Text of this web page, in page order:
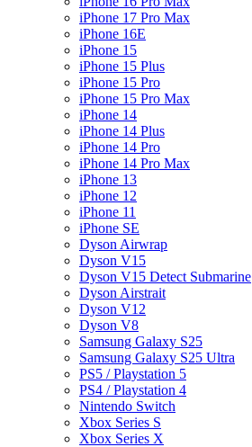
iPhone 17 Pro Max
iPhone 16E
iPhone 15
iPhone 15 Plus
iPhone 15 Pro
iPhone 15 Pro Max
iPhone 14
iPhone 14 Plus
iPhone 14 Pro
iPhone 14 Pro Max
iPhone 13
iPhone 12
iPhone 11
iPhone SE
Dyson Airwrap
Dyson V15
Dyson V15 Detect Submarine
Dyson Airstrait
Dyson V12
Dyson V8
Samsung Galaxy S25
Samsung Galaxy S25 Ultra
PS5 / Playstation 5
PS4 / Playstation 4
Nintendo Switch
Xbox Series S
Xbox Series X